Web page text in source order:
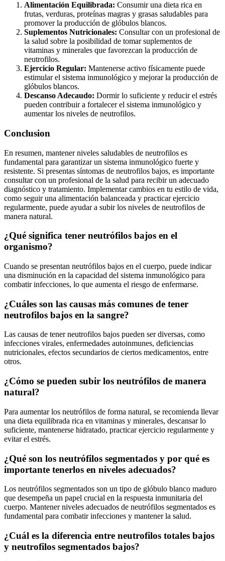
Alimentación Equilibrada: Consumir una dieta rica en
frutas, verduras, proteínas magras y grasas saludables para
promover la producción de glóbulos blancos.
Suplementos Nutricionales: Consultar con un profesional de
la salud sobre la posibilidad de tomar suplementos de
vitaminas y minerales que favorezcan la producción de
neutrofilos.
Ejercicio Regular: Mantenerse activo físicamente puede
estimular el sistema inmunológico y mejorar la producción de
glóbulos blancos.
Descanso Adecaudo: Dormir lo suficiente y reducir el estrés
pueden contribuir a fortalecer el sistema inmunológico y
aumentar los niveles de neutrofilos.
Conclusion
En resumen, mantener niveles saludables de neutrofilos es
fundamental para garantizar un sistema inmunológico fuerte y
resistente. Si presentas síntomas de neutrofilos bajos, es importante
consultar con un profesional de la salud para recibir un adecuado
diagnóstico y tratamiento. Implementar cambios en tu estilo de vida,
como seguir una alimentación balanceada y practicar ejercicio
regularmente, puede ayudar a subir los niveles de neutrofilos de
manera natural.
¿Qué significa tener neutrófilos bajos en el
organismo?
Cuando se presentan neutrófilos bajos en el cuerpo, puede indicar
una disminución en la capacidad del sistema inmunológico para
combatir infecciones, lo que aumenta el riesgo de enfermarse.
¿Cuáles son las causas más comunes de tener
neutrofilos bajos en la sangre?
Las causas de tener neutrofilos bajos pueden ser diversas, como
infecciones virales, enfermedades autoinmunes, deficiencias
nutricionales, efectos secundarios de ciertos medicamentos, entre
otros.
¿Cómo se pueden subir los neutrófilos de manera
natural?
Para aumentar los neutrófilos de forma natural, se recomienda llevar
una dieta equilibrada rica en vitaminas y minerales, descansar lo
suficiente, mantenerse hidratado, practicar ejercicio regularmente y
evitar el estrés.
¿Qué son los neutrófilos segmentados y por qué es
importante tenerlos en niveles adecuados?
Los neutrófilos segmentados son un tipo de glóbulo blanco maduro
que desempeña un papel crucial en la respuesta inmunitaria del
cuerpo. Mantener niveles adecuados de neutrófilos segmentados es
fundamental para combatir infecciones y mantener la salud.
¿Cuál es la diferencia entre neutrofilos totales bajos
y neutrofilos segmentados bajos?